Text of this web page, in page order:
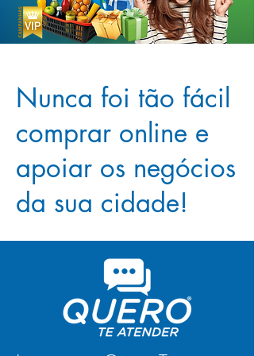
Nunca foi tão fácil
comprar online e
apoiar os negócios
da sua cidade!